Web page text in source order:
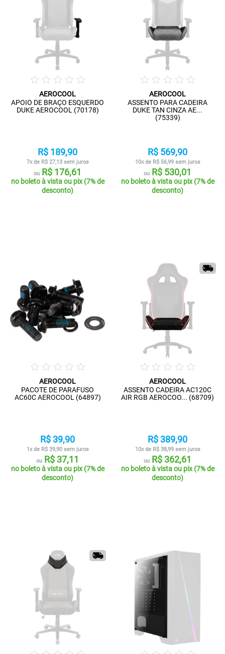
AEROCOOL
APOIO DE BRAÇO ESQUERDO
DUKE AEROCOOL (70178)
R$ 189,90
7x de R$ 27,13 sem juros
ou R$ 176,61
no boleto à vista ou pix (7% de
desconto)
AEROCOOL
ASSENTO PARA CADEIRA
DUKE TAN CINZA AE...
(75339)
R$ 569,90
10x de R$ 56,99 sem juros
ou R$ 530,01
no boleto à vista ou pix (7% de
desconto)
AEROCOOL
PACOTE DE PARAFUSO
AC60C AEROCOOL (64897)
R$ 39,90
1x de R$ 39,90 sem juros
ou R$ 37,11
no boleto à vista ou pix (7% de
desconto)
AEROCOOL
ASSENTO CADEIRA AC120C
AIR RGB AEROCOO... (68709)
R$ 389,90
10x de R$ 38,99 sem juros
ou R$ 362,61
no boleto à vista ou pix (7% de
desconto)